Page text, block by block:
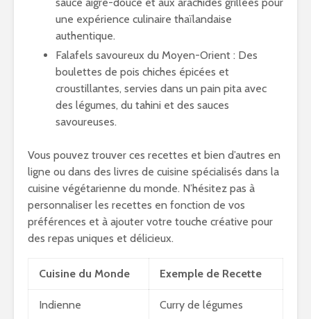
une expérience culinaire thaïlandaise
authentique.
Falafels savoureux du Moyen-Orient : Des
boulettes de pois chiches épicées et
croustillantes, servies dans un pain pita avec
des légumes, du tahini et des sauces
savoureuses.
Vous pouvez trouver ces recettes et bien d’autres en
ligne ou dans des livres de cuisine spécialisés dans la
cuisine végétarienne du monde. N’hésitez pas à
personnaliser les recettes en fonction de vos
préférences et à ajouter votre touche créative pour
des repas uniques et délicieux.
Cuisine du Monde Exemple de Recette
Indienne Curry de légumes